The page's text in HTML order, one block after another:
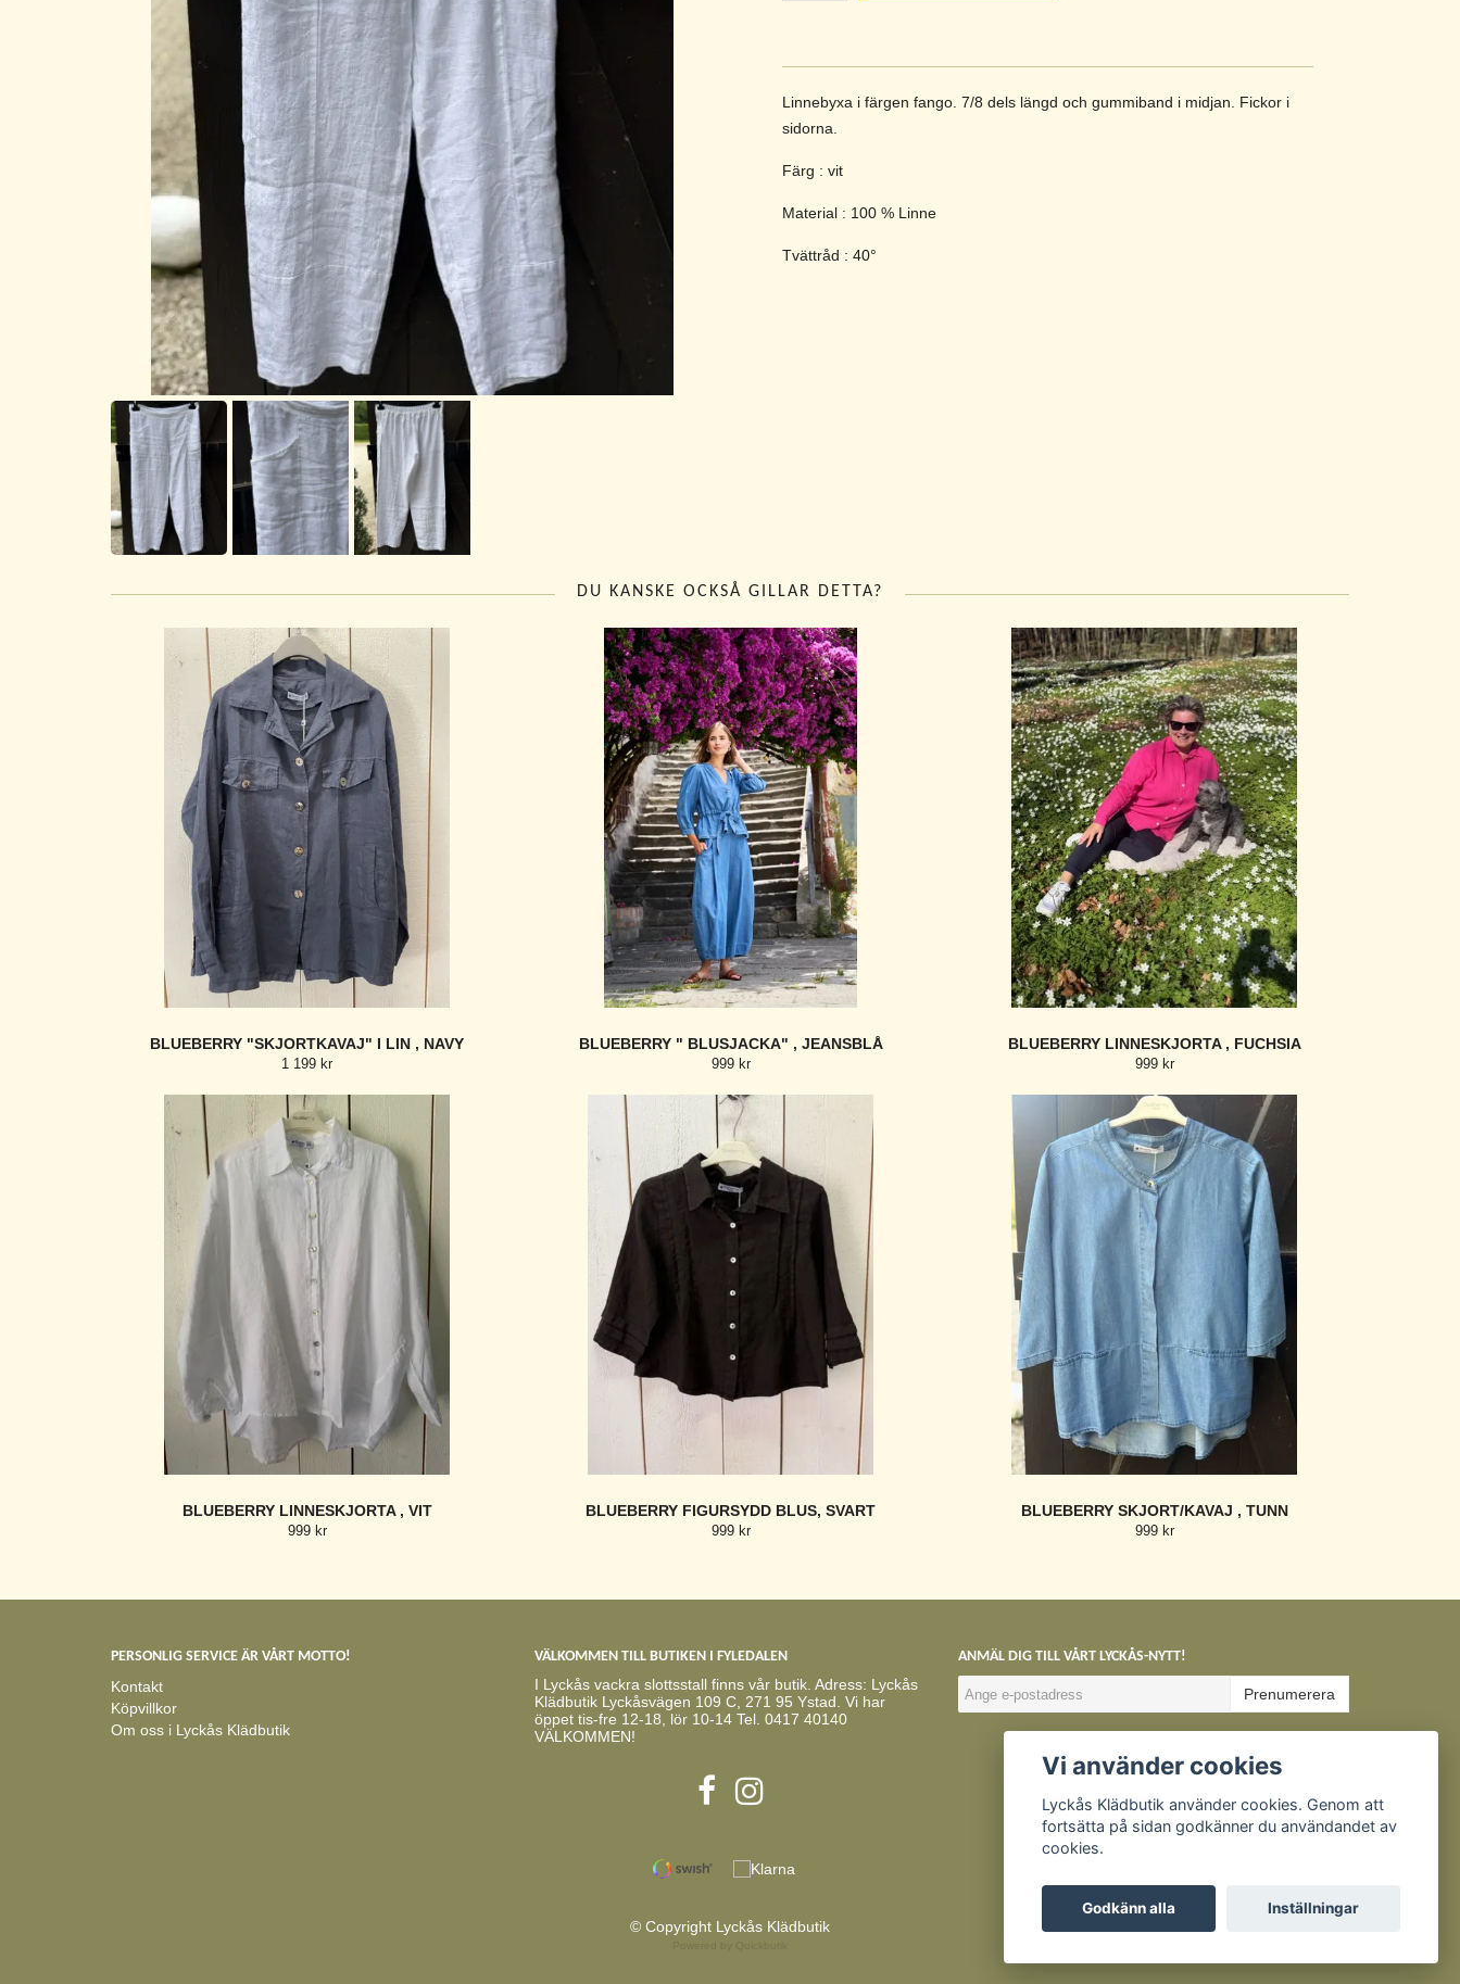
Linnebyxa i färgen fango. 7/8 dels längd och gummiband i midjan. Fickor i
sidorna.
Färg : vit
Material : 100 % Linne
Tvättråd : 40°
DU KANSKE OCKSÅ GILLAR DETTA?
BLUEBERRY "SKJORTKAVAJ" I LIN , NAVY
1 199 kr
BLUEBERRY " BLUSJACKA" , JEANSBLÅ
999 kr
BLUEBERRY LINNESKJORTA , FUCHSIA
999 kr
BLUEBERRY LINNESKJORTA , VIT
999 kr
BLUEBERRY FIGURSYDD BLUS, SVART
999 kr
BLUEBERRY SKJORT/KAVAJ , TUNN
999 kr
PERSONLIG SERVICE ÄR VÅRT MOTTO!
Kontakt
Köpvillkor
Om oss i Lyckås Klädbutik
VÄLKOMMEN TILL BUTIKEN I FYLEDALEN
I Lyckås vackra slottsstall finns vår butik. Adress: Lyckås
Klädbutik Lyckåsvägen 109 C, 271 95 Ystad. Vi har
öppet tis-fre 12-18, lör 10-14 Tel. 0417 40140
VÄLKOMMEN!
ANMÄL DIG TILL VÅRT LYCKÅS-NYTT!
Prenumerera
© Copyright Lyckås Klädbutik
Vi använder cookies
Lyckås Klädbutik använder cookies. Genom att
fortsätta på sidan godkänner du användandet av
cookies.
Godkänn alla Inställningar